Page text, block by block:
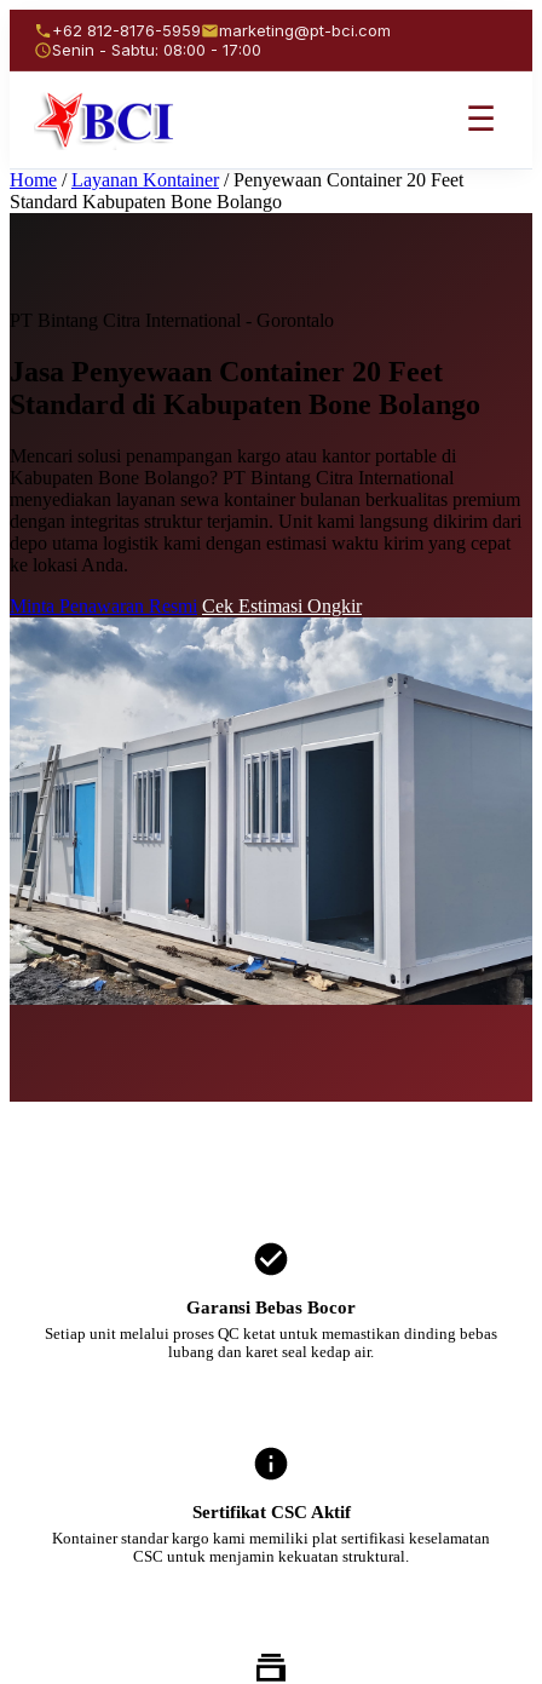
+62 812-8176-5959
marketing@pt-bci.com
Senin - Sabtu: 08:00 - 17:00
☰
Home / Layanan Kontainer / Penyewaan Container 20 Feet
Standard Kabupaten Bone Bolango
PT Bintang Citra International - Gorontalo
Jasa Penyewaan Container 20 Feet
Standard di Kabupaten Bone Bolango
Mencari solusi penampangan kargo atau kantor portable di
Kabupaten Bone Bolango? PT Bintang Citra International
menyediakan layanan sewa kontainer bulanan berkualitas premium
dengan integritas struktur terjamin. Unit kami langsung dikirim dari
depo utama logistik kami dengan estimasi waktu kirim yang cepat
ke lokasi Anda.
Minta Penawaran Resmi Cek Estimasi Ongkir
Garansi Bebas Bocor
Setiap unit melalui proses QC ketat untuk memastikan dinding bebas
lubang dan karet seal kedap air.
Sertifikat CSC Aktif
Kontainer standar kargo kami memiliki plat sertifikasi keselamatan
CSC untuk menjamin kekuatan struktural.